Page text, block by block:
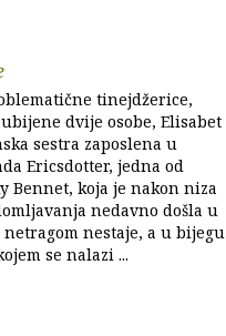
tinejdžerice,
dvije osobe, Elisabet
sestra zaposlena u
Ericsdotter, jedna od
Bennet, koja je nakon niza
nedavno došla u
nestaje, a u bijegu
se nalazi ...